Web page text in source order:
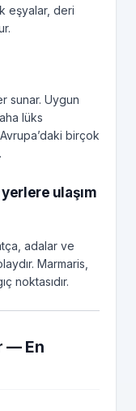
eşyalar, deri
sunar. Uygun
lüks
birçok
ulaşım
adalar ve
Marmaris,
noktasıdır.
— En